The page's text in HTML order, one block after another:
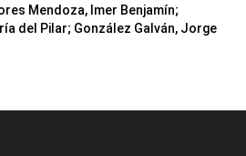
Mendoza, Imer Benjamín;
del Pilar; González Galván, Jorge